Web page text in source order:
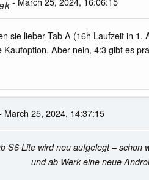
sie lieber Tab A (16h Laufzeit in
Kaufoption. Aber nein, 4:3 gibt es
March 25, 2024, 14:37:15
S6 Lite wird neu aufgelegt –
und ab Werk eine neue